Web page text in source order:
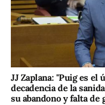
JJ Zaplana: "Puig es el
decadencia de la
su abandono y falta de